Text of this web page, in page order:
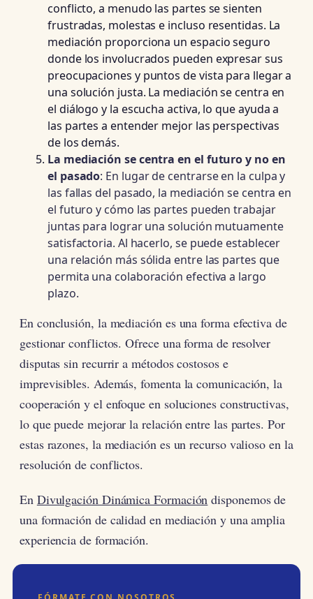
conflicto, a menudo las partes se sienten
frustradas, molestas e incluso resentidas. La
mediación proporciona un espacio seguro
donde los involucrados pueden expresar sus
preocupaciones y puntos de vista para llegar a
una solución justa. La mediación se centra en
el diálogo y la escucha activa, lo que ayuda a
las partes a entender mejor las perspectivas
de los demás.
La mediación se centra en el futuro y no en
el pasado: En lugar de centrarse en la culpa y
las fallas del pasado, la mediación se centra en
el futuro y cómo las partes pueden trabajar
juntas para lograr una solución mutuamente
satisfactoria. Al hacerlo, se puede establecer
una relación más sólida entre las partes que
permita una colaboración efectiva a largo
plazo.
En conclusión, la mediación es una forma efectiva de
gestionar conflictos. Ofrece una forma de resolver
disputas sin recurrir a métodos costosos e
imprevisibles. Además, fomenta la comunicación, la
cooperación y el enfoque en soluciones constructivas,
lo que puede mejorar la relación entre las partes. Por
estas razones, la mediación es un recurso valioso en la
resolución de conflictos.
En Divulgación Dinámica Formación disponemos de
una formación de calidad en mediación y una amplia
experiencia de formación.